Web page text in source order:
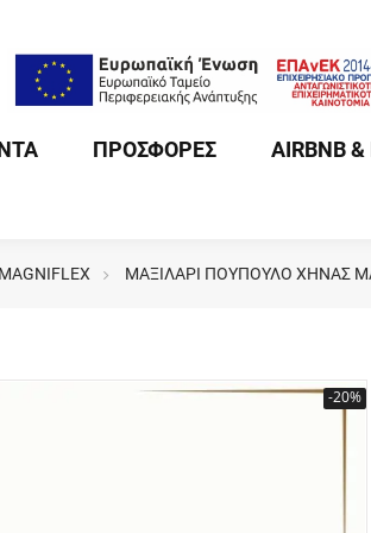
ΠΡΟΣΦΟΡΕΣ AIRBNB &
ΜΑΞΙΛΑΡΙ ΠΟΥΠΟΥΛΟ ΧΗΝΑΣ
-20%